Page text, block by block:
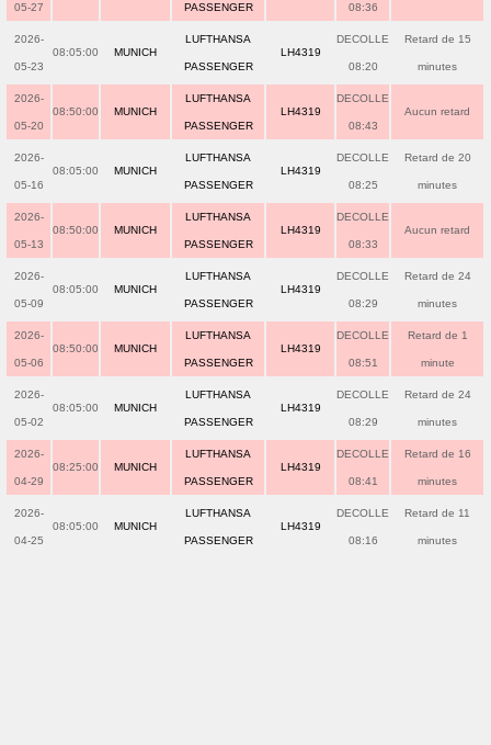
05-27 PASSENGER 08:36
2026-
05-23
08:05:00 MUNICH
LUFTHANSA
PASSENGER
LH4319
DECOLLE
08:20
Retard de 15
minutes
2026-
05-20
08:50:00 MUNICH
LUFTHANSA
PASSENGER
LH4319
DECOLLE
08:43
Aucun retard
2026-
05-16
08:05:00 MUNICH
LUFTHANSA
PASSENGER
LH4319
DECOLLE
08:25
Retard de 20
minutes
2026-
05-13
08:50:00 MUNICH
LUFTHANSA
PASSENGER
LH4319
DECOLLE
08:33
Aucun retard
2026-
05-09
08:05:00 MUNICH
LUFTHANSA
PASSENGER
LH4319
DECOLLE
08:29
Retard de 24
minutes
2026-
05-06
08:50:00 MUNICH
LUFTHANSA
PASSENGER
LH4319
DECOLLE
08:51
Retard de 1
minute
2026-
05-02
08:05:00 MUNICH
LUFTHANSA
PASSENGER
LH4319
DECOLLE
08:29
Retard de 24
minutes
2026-
04-29
08:25:00 MUNICH
LUFTHANSA
PASSENGER
LH4319
DECOLLE
08:41
Retard de 16
minutes
2026-
04-25
08:05:00 MUNICH
LUFTHANSA
PASSENGER
LH4319
DECOLLE
08:16
Retard de 11
minutes